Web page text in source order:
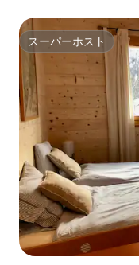
スーパーホスト
スーパーホスト